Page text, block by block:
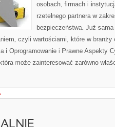
osobach, firmach i
rzetelnego partnera w
bezpieczeństwa. Już
czyli wartościami, które w branży
i Oprogramowanie i Prawne Aspekty
może zainteresować zarówno